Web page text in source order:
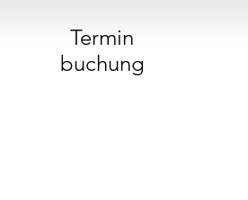
Termin
buchung